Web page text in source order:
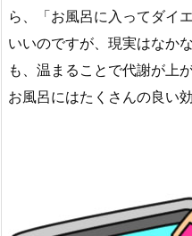
ら、「お風呂に入ってダイ
いいのですが、現実はなか
も、温まることで代謝が上
お風呂にはたくさんの良い